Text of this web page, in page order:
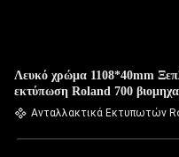
Λευκό χρώμα 1108*40mm
εκτύπωση Roland 700
Ανταλλακτικά Εκτυπωτών